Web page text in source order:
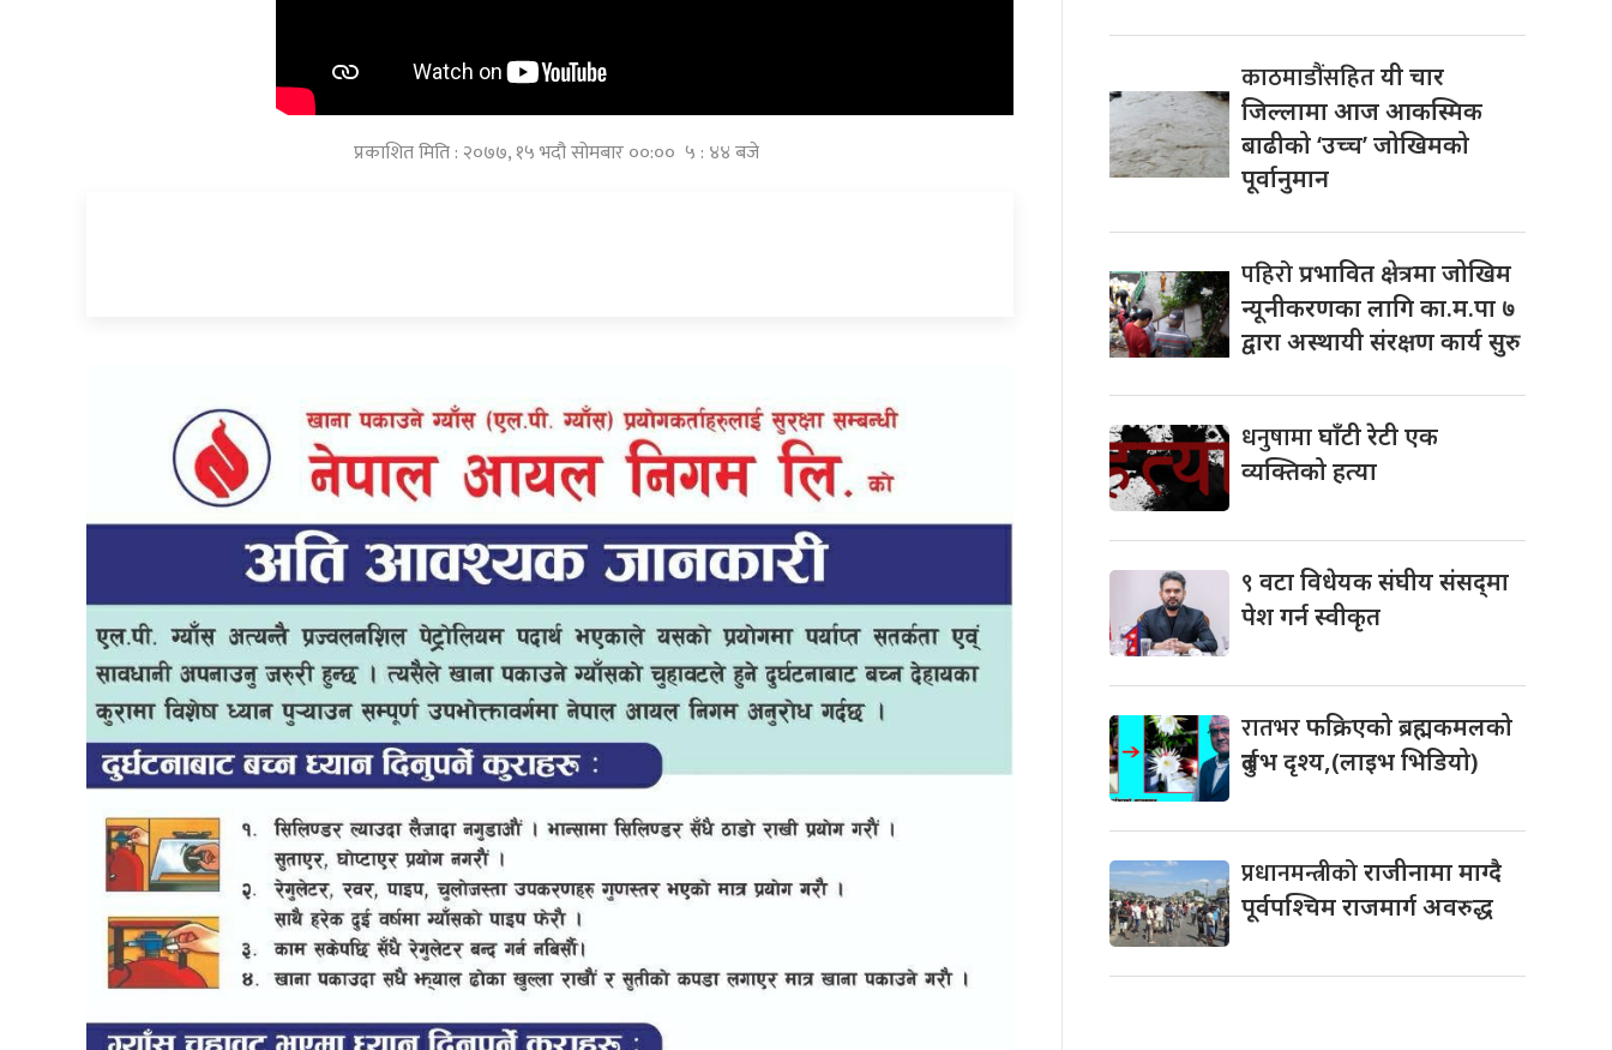
प्रकाशित मिति : २०७७, १५ भदौ सोमबार ००:०० ५ : ४४ बजे
काठमाडौंसहितयी चार
जिल्लामा आज आकस्मिक
बाढीको ‘उच्च’ जोखिमको
पूर्वानुमान
पहिरोप्रभावित क्षेत्रमा जोखिम
न्यूनीकरणका लागि का.म.पा ७
द्वारा अस्थायी संरक्षण कार्य सुरु
धनुषामाघाँटी रेटी एक
व्यक्तिको हत्या
९वटा विधेयक संघीय संसद्‌मा
पेश गर्न स्वीकृत
रातभरफक्रिएको ब्रह्मकमलको
दुर्लभ दृश्य,(लाइभ भिडियो)
प्रधानमन्त्रीकोराजीनामा माग्दै
पूर्वपश्चिम राजमार्ग अवरुद्ध